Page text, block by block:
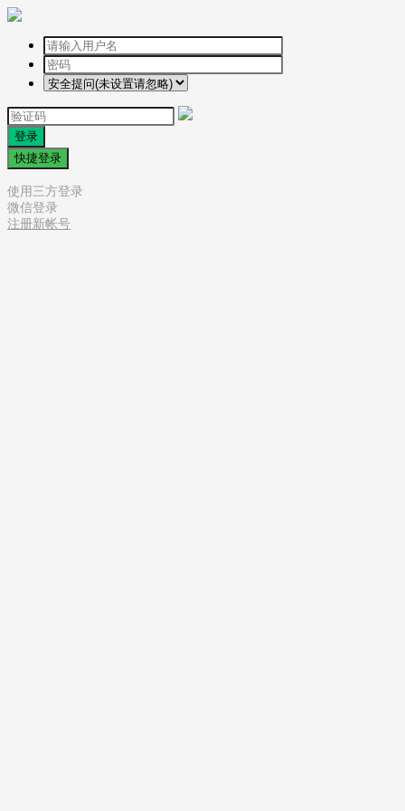
登录
快捷登录
使用三方登录
微信登录
注册新帐号